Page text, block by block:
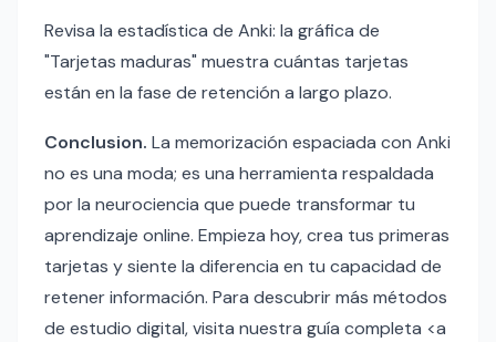
Revisa la estadística de Anki: la gráfica de
"Tarjetas maduras" muestra cuántas tarjetas
están en la fase de retención a largo plazo.
Conclusion. La memorización espaciada con Anki
no es una moda; es una herramienta respaldada
por la neurociencia que puede transformar tu
aprendizaje online. Empieza hoy, crea tus primeras
tarjetas y siente la diferencia en tu capacidad de
retener información. Para descubrir más métodos
de estudio digital, visita nuestra guía completa <a